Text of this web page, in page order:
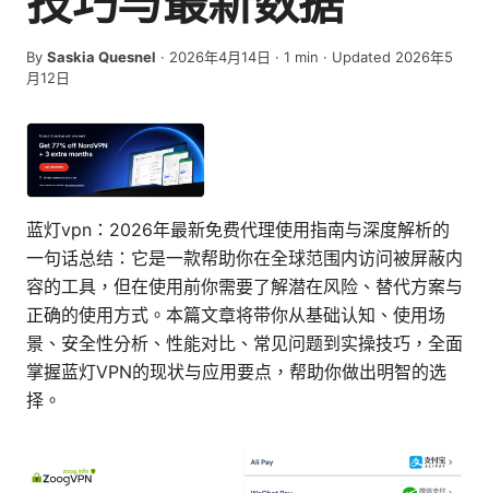
By Saskia Quesnel · 2026年4月14日 · 1 min · Updated 2026年5
月12日
蓝灯vpn：2026年最新免费代理使用指南与深度解析的
一句话总结：它是一款帮助你在全球范围内访问被屏蔽内
容的工具，但在使用前你需要了解潜在风险、替代方案与
正确的使用方式。本篇文章将带你从基础认知、使用场
景、安全性分析、性能对比、常见问题到实操技巧，全面
掌握蓝灯VPN的现状与应用要点，帮助你做出明智的选
择。